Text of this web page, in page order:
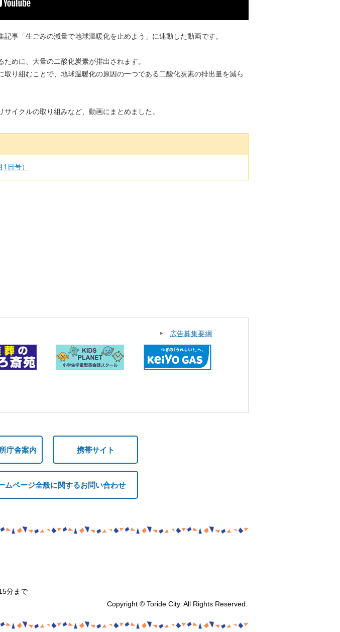
事「生ごみの減量で地球温暖化を止めよう」に連動した動画です。
めに、大量の二酸化炭素が排出されます。
取り組むことで、地球温暖化の原因の一つである二酸化炭素の排出量を減ら
イクルの取り組みなど、動画にまとめました。
日号）
広告募集要綱
庁舎案内 携帯サイト
ムページ全般に関するお問い合わせ
分まで
Copyright © Toride City. All Rights Reserved.